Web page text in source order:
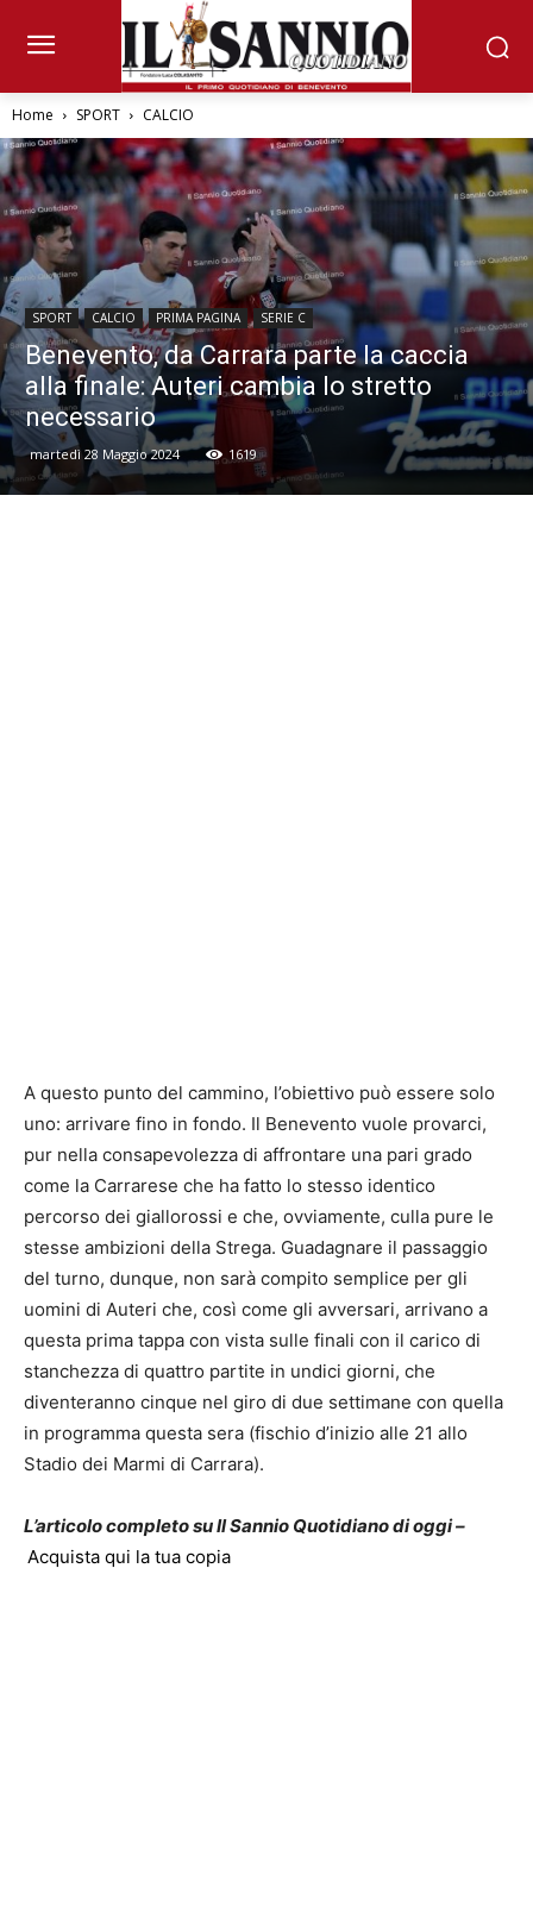
Home SPORT CALCIO
SPORT CALCIO PRIMA PAGINA SERIE C
Benevento, da Carrara parte la caccia
alla finale: Auteri cambia lo stretto
necessario
martedì 28 Maggio 2024 1619
A questo punto del cammino, l’obiettivo può essere solo
uno: arrivare fino in fondo. Il Benevento vuole provarci,
pur nella consapevolezza di affrontare una pari grado
come la Carrarese che ha fatto lo stesso identico
percorso dei giallorossi e che, ovviamente, culla pure le
stesse ambizioni della Strega. Guadagnare il passaggio
del turno, dunque, non sarà compito semplice per gli
uomini di Auteri che, così come gli avversari, arrivano a
questa prima tappa con vista sulle finali con il carico di
stanchezza di quattro partite in undici giorni, che
diventeranno cinque nel giro di due settimane con quella
in programma questa sera (fischio d’inizio alle 21 allo
Stadio dei Marmi di Carrara).
L’articolo completo su Il Sannio Quotidiano di oggi –
Acquista qui la tua copia